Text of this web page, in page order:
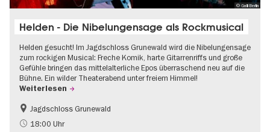
© Galli Berlin
Helden - Die Nibelungensage als Rockmusical
Helden gesucht! Im Jagdschloss Grunewald wird die Nibelungensage
zum rockigen Musical: Freche Komik, harte Gitarrenriffs und große
Gefühle bringen das mittelalterliche Epos überraschend neu auf die
Bühne. Ein wilder Theaterabend unter freiem Himmel!
Weiterlesen
Barrierefrei
Im Grünen
Jagdschloss Grunewald
18:00 Uhr